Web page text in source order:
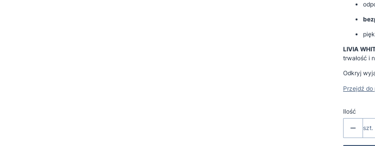
LIVIA
trwałość i
Odkryj
Przejdź do
Ilość
szt.